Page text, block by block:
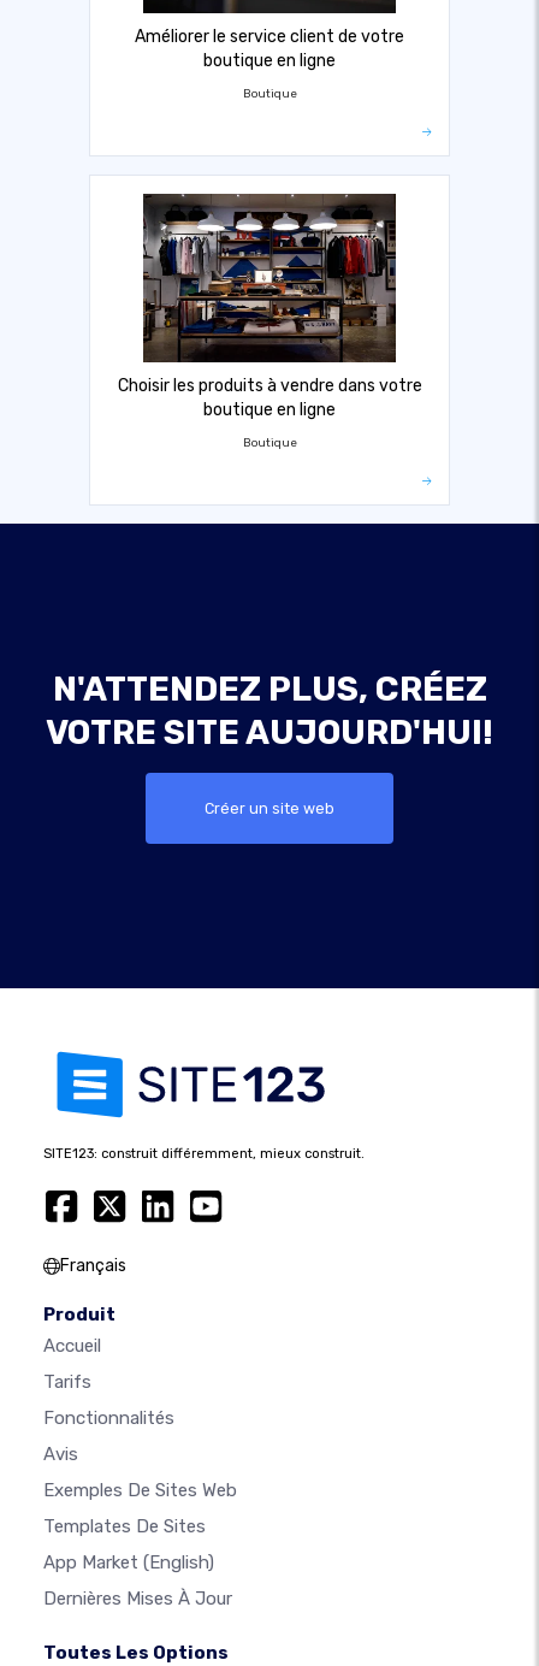
Améliorer le service client de votre
boutique en ligne
Boutique
Choisir les produits à vendre dans votre
boutique en ligne
Boutique
N'ATTENDEZ PLUS, CRÉEZ
VOTRE SITE AUJOURD'HUI!
Créer un site web
SITE123: construit différemment, mieux construit.
Français
Produit
Accueil
Tarifs
Fonctionnalités
Avis
Exemples De Sites Web
Templates De Sites
App Market (English)
Dernières Mises À Jour
Toutes Les Options